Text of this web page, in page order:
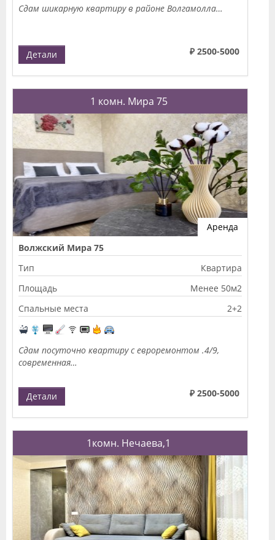
Сдам шикарную квартиру в районе Волгамолла…
₽ 2500-5000
Детали
1 комн. Мира 75
Аренда
Волжский Мира 75
Тип
Квартира
Площадь
Менее 50м2
Спальные места
2+2
Сдам посуточно квартиру с евроремонтом .4/9,
современная…
₽ 2500-5000
Детали
1комн. Нечаева,1